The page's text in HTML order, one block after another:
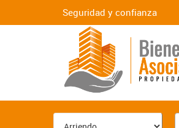
Seguridad y confianza